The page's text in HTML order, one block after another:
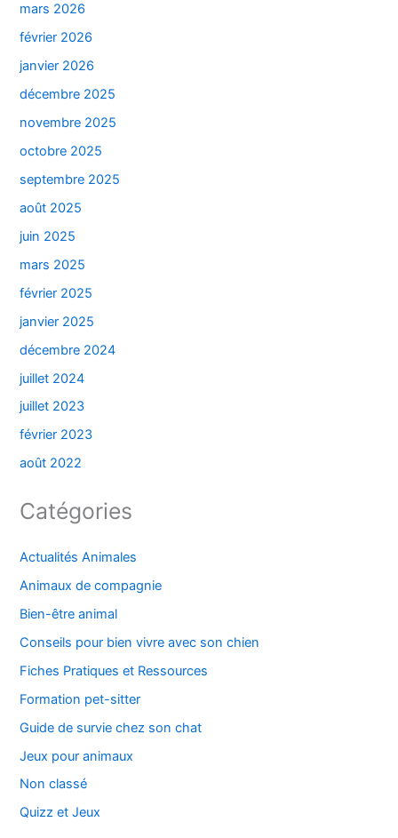
mars 2026
février 2026
janvier 2026
décembre 2025
novembre 2025
octobre 2025
septembre 2025
août 2025
juin 2025
mars 2025
février 2025
janvier 2025
décembre 2024
juillet 2024
juillet 2023
février 2023
août 2022
Catégories
Actualités Animales
Animaux de compagnie
Bien-être animal
Conseils pour bien vivre avec son chien
Fiches Pratiques et Ressources
Formation pet-sitter
Guide de survie chez son chat
Jeux pour animaux
Non classé
Quizz et Jeux